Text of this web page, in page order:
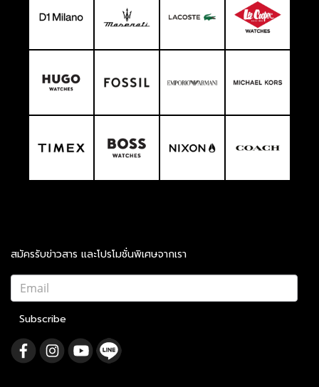
สมัครรับข่าวสาร และโปรโมชั่นพิเศษจากเรา
Subscribe